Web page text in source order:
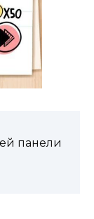
панели